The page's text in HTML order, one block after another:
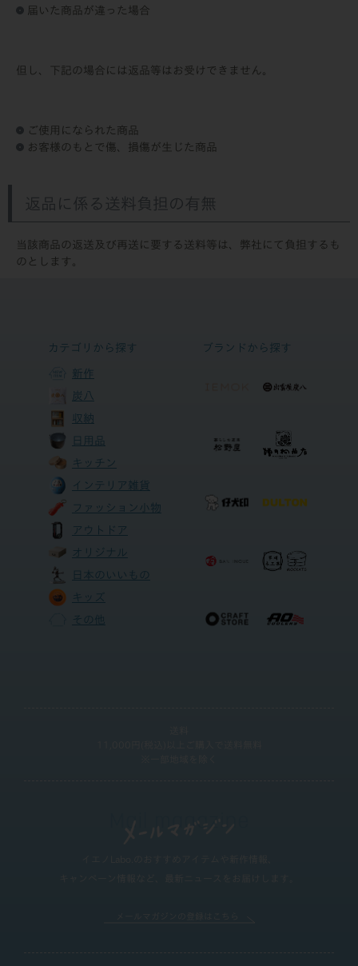
届いた商品が違った場合
但し、下記の場合には返品等はお受けできません。
ご使用になられた商品
お客様のもとで傷、損傷が生じた商品
返品に係る送料負担の有無
当該商品の返送及び再送に要する送料等は、弊社にて負担するも
のとします。
カテゴリから探す
新作
炭八
収納
日用品
キッチン
インテリア雑貨
ファッション小物
アウトドア
オリジナル
日本のいいもの
キッズ
その他
ブランドから探す